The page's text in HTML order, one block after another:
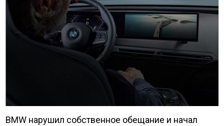
BMW нарушил собственное обещание и начал